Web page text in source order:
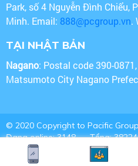
Park, số 4 Nguyễn Đình Chiểu,
Minh. Email: 888@pcgroup.vn.
TẠI NHẬT BẢN
Nagano: Postal code 390-
Matsumoto City Nagano
© 2020 Copyright to Pacific
Đang online: 3148
Tổng: